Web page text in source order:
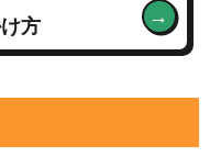
方 →